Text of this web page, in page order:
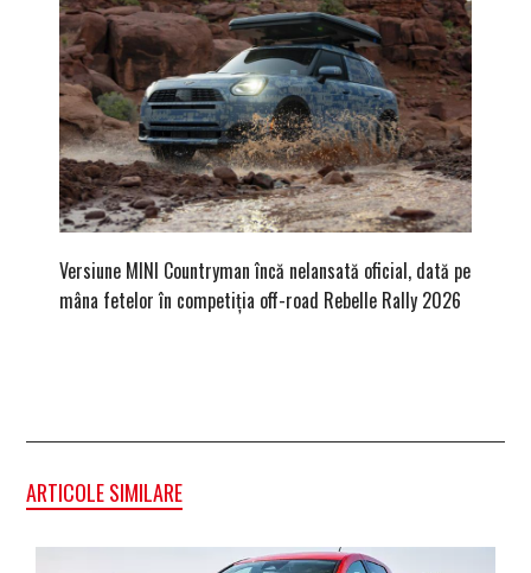
Versiune MINI Countryman încă nelansată oficial, dată pe
mâna fetelor în competiția off-road Rebelle Rally 2026
ARTICOLE SIMILARE